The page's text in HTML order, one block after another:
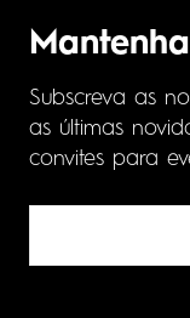
Subscreva as
as últimas
convites para